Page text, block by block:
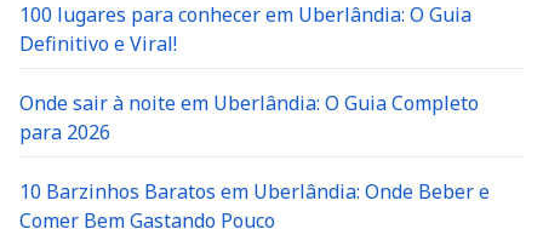
100 lugares para conhecer em Uberlândia: O Guia
Definitivo e Viral!
Onde sair à noite em Uberlândia: O Guia Completo
para 2026
10 Barzinhos Baratos em Uberlândia: Onde Beber e
Comer Bem Gastando Pouco